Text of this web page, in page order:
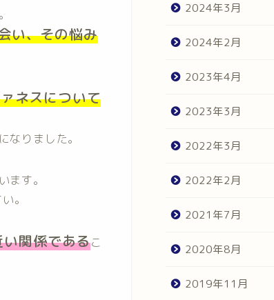
い、その悩み
ネスについて
りました。
ます。
。
関係であるこ
2024年3月
2024年2月
2023年4月
2023年3月
2022年3月
2022年2月
2021年7月
2020年8月
2019年11月